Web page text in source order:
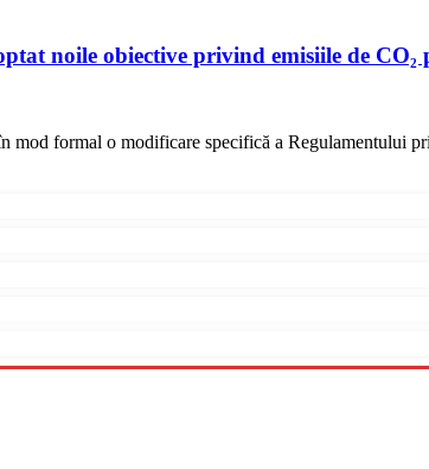
noile obiective privind emisiile de
mod formal o modificare specifică a Regulamentului